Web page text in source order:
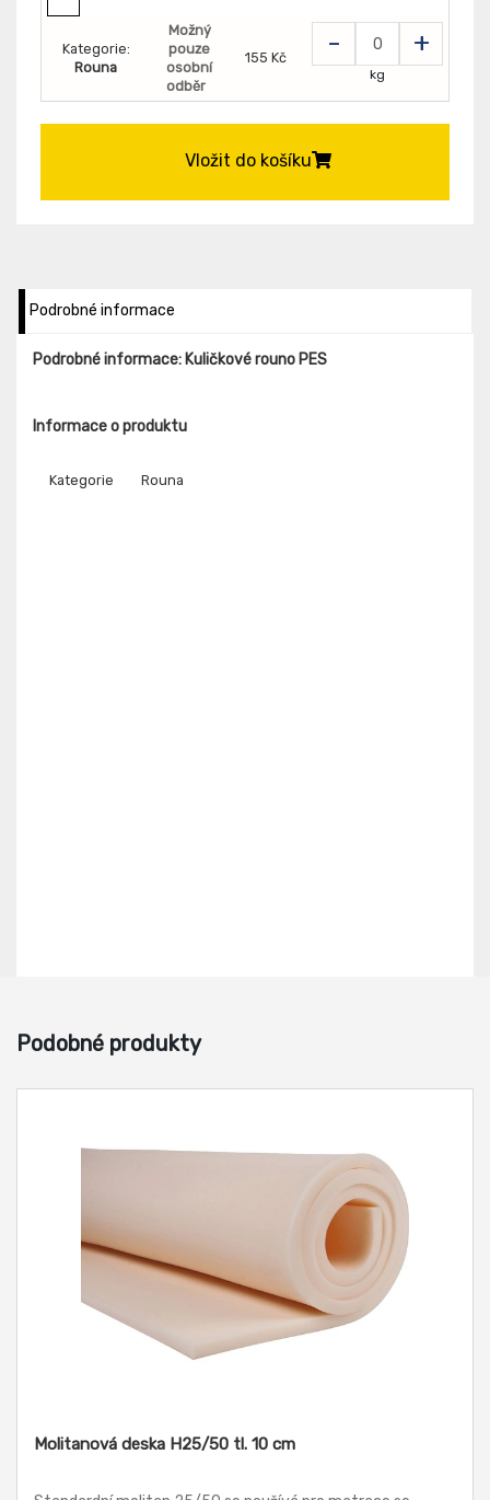
Kategorie:
Rouna
Možný
pouze
osobní
odběr
155 Kč - +
kg
Vložit do košíku
Podrobné informace
Podrobné informace: Kuličkové rouno PES
Informace o produktu
Kategorie Rouna
Podobné produkty
Molitanová deska H25/50 tl. 10 cm